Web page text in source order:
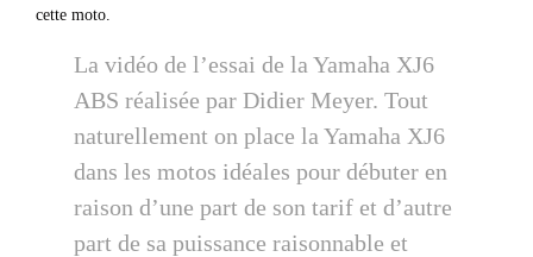
cette moto.
La vidéo de l’essai de la Yamaha XJ6
ABS réalisée par Didier Meyer. Tout
naturellement on place la Yamaha XJ6
dans les motos idéales pour débuter en
raison d’une part de son tarif et d’autre
part de sa puissance raisonnable et